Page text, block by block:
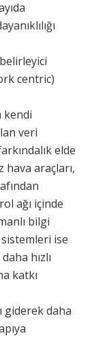
centric)
kendi
veri
elde
araçları,
ağı içinde
bilgi
ise
hızlı
katkı
giderek daha